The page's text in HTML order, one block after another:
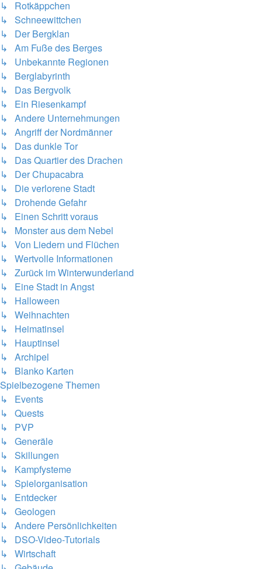
↳ Rotkäppchen
↳ Schneewittchen
↳ Der Bergklan
↳ Am Fuße des Berges
↳ Unbekannte Regionen
↳ Berglabyrinth
↳ Das Bergvolk
↳ Ein Riesenkampf
↳ Andere Unternehmungen
↳ Angriff der Nordmänner
↳ Das dunkle Tor
↳ Das Quartier des Drachen
↳ Der Chupacabra
↳ Die verlorene Stadt
↳ Drohende Gefahr
↳ Einen Schritt voraus
↳ Monster aus dem Nebel
↳ Von Liedern und Flüchen
↳ Wertvolle Informationen
↳ Zurück im Winterwunderland
↳ Eine Stadt in Angst
↳ Halloween
↳ Weihnachten
↳ Heimatinsel
↳ Hauptinsel
↳ Archipel
↳ Blanko Karten
Spielbezogene Themen
↳ Events
↳ Quests
↳ PVP
↳ Generäle
↳ Skillungen
↳ Kampfysteme
↳ Spielorganisation
↳ Entdecker
↳ Geologen
↳ Andere Persönlichkeiten
↳ DSO-Video-Tutorials
↳ Wirtschaft